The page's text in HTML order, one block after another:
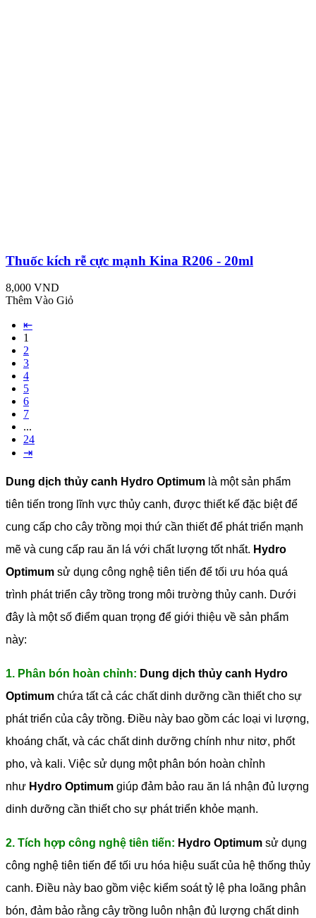
Thuốc kích rễ cực mạnh Kina R206 - 20ml
8,000 VND
Thêm Vào Giỏ
⇤
1
2
3
4
5
6
7
...
24
⇥
Dung dịch thủy canh Hydro Optimum là một sản phẩm
tiên tiến trong lĩnh vực thủy canh, được thiết kế đặc biệt để
cung cấp cho cây trồng mọi thứ cần thiết để phát triển mạnh
mẽ và cung cấp rau ăn lá với chất lượng tốt nhất. Hydro
Optimum sử dụng công nghệ tiên tiến để tối ưu hóa quá
trình phát triển cây trồng trong môi trường thủy canh. Dưới
đây là một số điểm quan trọng để giới thiệu về sản phẩm
này:
1. Phân bón hoàn chỉnh: Dung dịch thủy canh Hydro
Optimum chứa tất cả các chất dinh dưỡng cần thiết cho sự
phát triển của cây trồng. Điều này bao gồm các loại vi lượng,
khoáng chất, và các chất dinh dưỡng chính như nitơ, phốt
pho, và kali. Việc sử dụng một phân bón hoàn chỉnh
như Hydro Optimum giúp đảm bảo rau ăn lá nhận đủ lượng
dinh dưỡng cần thiết cho sự phát triển khỏe mạnh.
2. Tích hợp công nghệ tiên tiến: Hydro Optimum sử dụng
công nghệ tiên tiến để tối ưu hóa hiệu suất của hệ thống thủy
canh. Điều này bao gồm việc kiểm soát tỷ lệ pha loãng phân
bón, đảm bảo rằng cây trồng luôn nhận đủ lượng chất dinh